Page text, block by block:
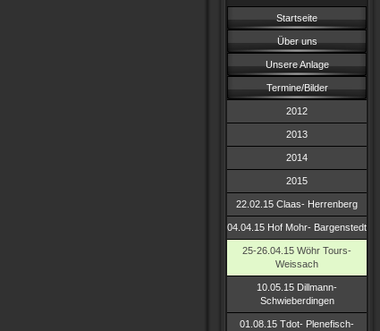
Startseite
Über uns
Unsere Anlage
Termine/Bilder
2012
2013
2014
2015
22.02.15 Claas- Herrenberg
04.04.15 Hof Mohr- Bargenstedt
25-26.04.15 Wöhr Tours-
Weissach
10.05.15 Dillmann-
Schwieberdingen
01.08.15 Tdot- Plenefisch-